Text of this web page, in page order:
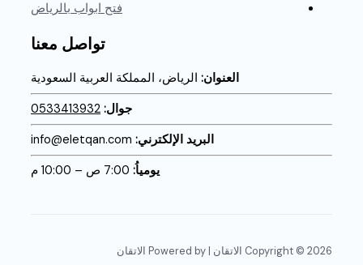
فتح ابواب بالرياض
تواصل معنا
العنوان: الرياض، المملكة العربية السعودية
جوال: 0533413932
البريد الإلكترني:
يومياُ:
Copyright © 2026 الاتقان | Powered by الاتقان